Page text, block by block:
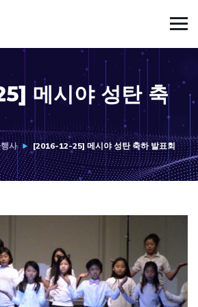
메시야 성탄 축
사 [2016-12-25] 메시야 성탄 축하 발표회